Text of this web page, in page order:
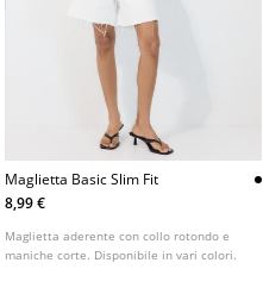
Maglietta Basic Slim Fit
8,99 €
Maglietta aderente con collo rotondo e
maniche corte. Disponibile in vari colori.